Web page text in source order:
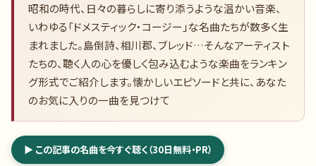
昭和の時代、日々の暮らしに寄り添うような温かい音楽、
いわゆる「ドメスティック・コージー」な名曲たちが数多く生
まれました。島倒詩、相川郡、ブレッド…そんなアーティスト
たちの、聴く人の心を優しく包み込むような楽曲をランキン
グ形式でご紹介します。懐かしいエピソードと共に、あなた
のお気に入りの一曲を見つけて
▶ この記事の名曲を今すぐ聴く（30日無料・PR）